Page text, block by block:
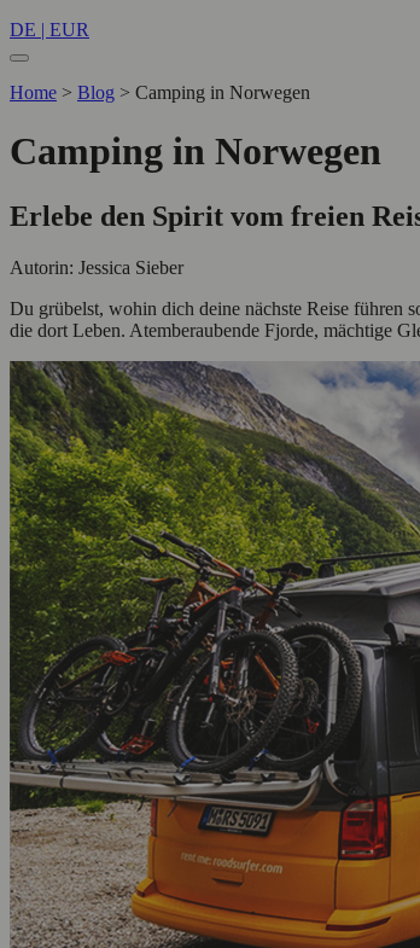
DE | EUR
Home > Blog > Camping in Norwegen
Camping in Norwegen
Erlebe den Spirit vom freien
Autorin: Jessica Sieber
Du grübelst, wohin dich deine nächste Reise führen
die dort Leben. Atemberaubende Fjorde, mächtige